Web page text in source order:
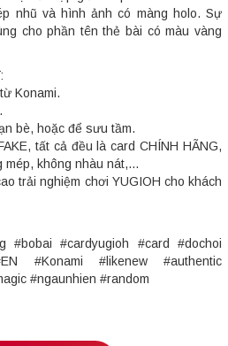
nhũ và hình ảnh có màng holo. Sự
cho phần tên thẻ bài có màu vàng
Konami.
bè, hoặc để sưu tầm.
tất cả đều là card CHÍNH HÃNG,
mép, không nhàu nát,...
trải nghiệm chơi YUGIOH cho khách
#bobai #cardyugioh #card #dochoi
#Konami #likenew #authentic
#ngaunhien #random